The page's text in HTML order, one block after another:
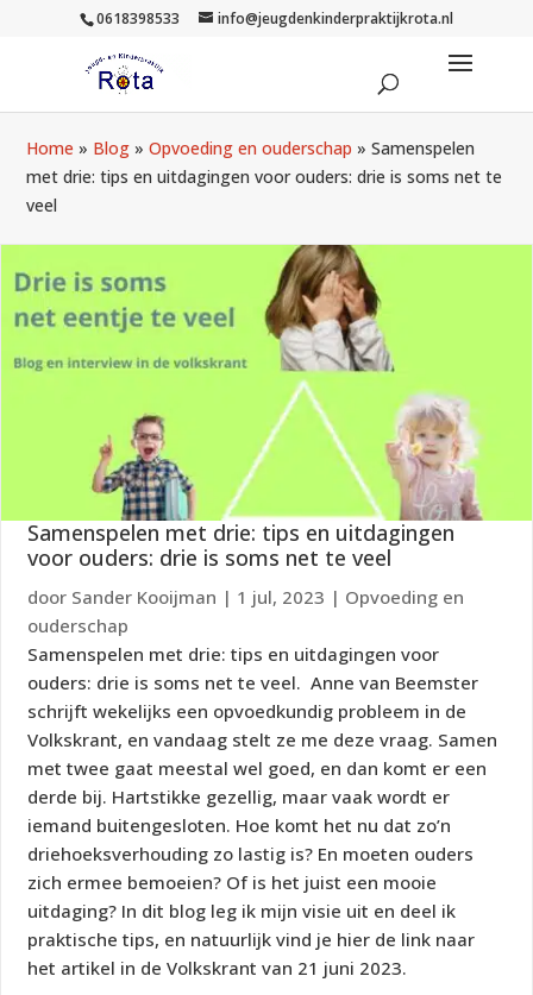
0618398533 info@jeugdenkinderpraktijkrota.nl
Home » Blog »Opvoeding en ouderschap »Samenspelen
met drie: tips en uitdagingen voor ouders: drie is soms net te
veel
Samenspelen met drie: tips en uitdagingen
voor ouders: drie is soms net te veel
door Sander Kooijman | 1 jul, 2023 | Opvoeding en
ouderschap
Samenspelen met drie: tips en uitdagingen voor
ouders: drie is soms net te veel. Anne van Beemster
schrijft wekelijks een opvoedkundig probleem in de
Volkskrant, en vandaag stelt ze me deze vraag. Samen
met twee gaat meestal wel goed, en dan komt er een
derde bij. Hartstikke gezellig, maar vaak wordt er
iemand buitengesloten. Hoe komt het nu dat zo’n
driehoeksverhouding zo lastig is? En moeten ouders
zich ermee bemoeien? Of is het juist een mooie
uitdaging? In dit blog leg ik mijn visie uit en deel ik
praktische tips, en natuurlijk vind je hier de link naar
het artikel in de Volkskrant van 21 juni 2023.